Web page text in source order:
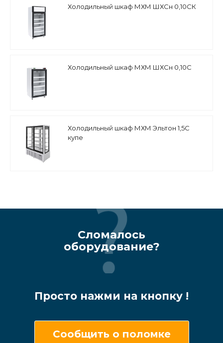
Холодильный шкаф МХМ ШХСн 0,10СК
Холодильный шкаф МХМ ШХСн 0,10С
Холодильный шкаф МХМ Эльтон 1,5С
купе
Сломалось
оборудование?
Просто нажми на кнопку !
Сообщить о поломке